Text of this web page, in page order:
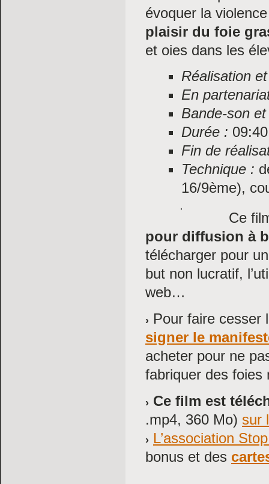
évoquer la
plaisir du foie
et oies dans les
Réalisation
En
Bande-son
Durée :
Fin de
Technique :
16/9ème),
Ce
pour diffusion à
télécharger pour
but non lucratif,
web…
Pour faire cesser
signer le
acheter pour ne
fabriquer des foies
Ce film est
.mp4, 360 Mo) sur
L’association
bonus et des